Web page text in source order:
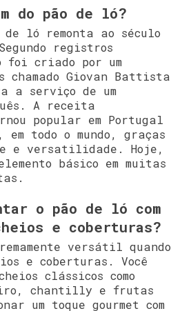
do pão de ló?
ló remonta ao século
registros
foi criado por um
chamado Giovan Battista
a serviço de um
A receita
popular em Portugal
todo o mundo, graças
e versatilidade. Hoje,
básico em muitas
o pão de ló com
e coberturas?
versátil quando
e coberturas. Você
clássicos como
chantilly e frutas
um toque gourmet com